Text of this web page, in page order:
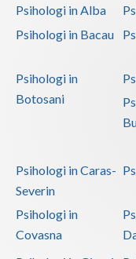
Psihologi in Alba
Psihologi in Bacau
Psihologi in
Botosani
Psihologi in Caras-
Severin
Psihologi in
Covasna